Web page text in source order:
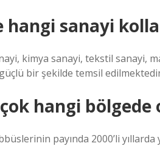
hangi sanayi
kimya sanayi, tekstil sanayi,
bir şekilde temsil
hangi bölgede
payında 2000’li